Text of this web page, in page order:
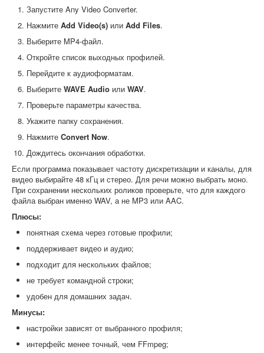
Запустите Any Video Converter.
Нажмите Add Video(s) или Add Files.
Выберите MP4-файл.
Откройте список выходных профилей.
Перейдите к аудиоформатам.
Выберите WAVE Audio или WAV.
Проверьте параметры качества.
Укажите папку сохранения.
Нажмите Convert Now.
Дождитесь окончания обработки.
Если программа показывает частоту дискретизации и каналы, для
видео выбирайте 48 кГц и стерео. Для речи можно выбрать моно.
При сохранении нескольких роликов проверьте, что для каждого
файла выбран именно WAV, а не MP3 или AAC.
Плюсы:
понятная схема через готовые профили;
поддерживает видео и аудио;
подходит для нескольких файлов;
не требует командной строки;
удобен для домашних задач.
Минусы:
настройки зависят от выбранного профиля;
интерфейс менее точный, чем FFmpeg;